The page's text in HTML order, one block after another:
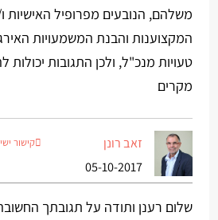
משלהם, הנובעים מפרופיל האישיות
המקצוענות והבנת המשמעויות
טעויות מנכ"ל, ולכן התגובות יכולות
מקרים
זאב רונן
05-10-2017
קישור
שלום רענן ותודה על תגובתך